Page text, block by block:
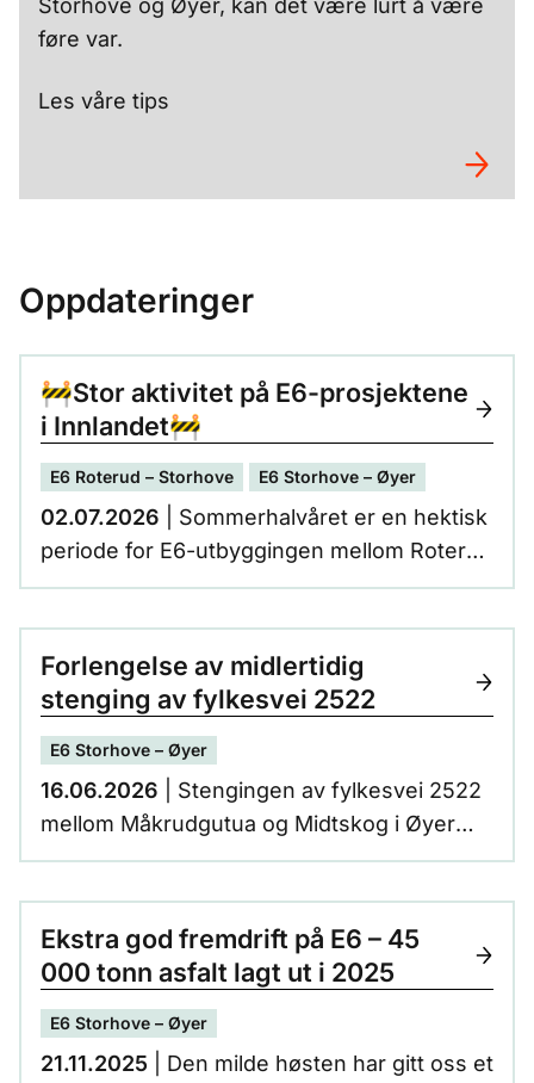
Storhove og Øyer, kan det være lurt å være
føre var.
Les våre tips
Oppdateringer
🚧Stor aktivitet på E6-prosjektene
i Innlandet🚧
E6 Roterud – Storhove E6 Storhove – Øyer
02.07.2026 | Sommerhalvåret er en hektisk
periode for E6-utbyggingen mellom Roterud
og Øyer. Vi har hatt god fremdrift, og mye er
arbeidet og noen av milepælene.
Forlengelse av midlertidig
stenging av fylkesvei 2522
E6 Storhove – Øyer
16.06.2026 | Stengingen av fylkesvei 2522
mellom Måkrudgutua og Midtskog i Øyer
kommune forlenges fra 19. juni til 3. juli.
av anleggsarbeid.
Ekstra god fremdrift på E6 – 45
000 tonn asfalt lagt ut i 2025
E6 Storhove – Øyer
21.11.2025 | Den milde høsten har gitt oss et